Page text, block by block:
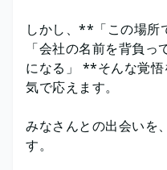
しかし、**「この場所
「会社の名前を背負
になる」 **そんな覚
気で応えます。
みなさんとの出会いを
す。